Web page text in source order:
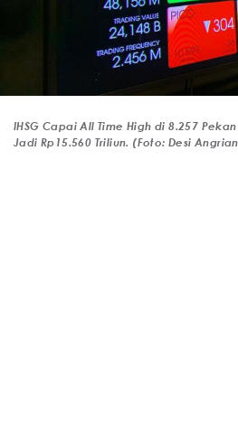
IHSG Capai All Time High di 8.257
Jadi Rp15.560 Triliun. (Foto: Desi